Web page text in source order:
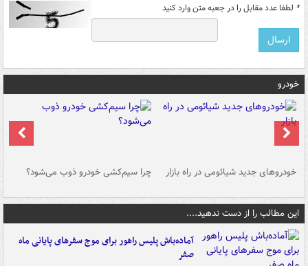
* لطفا عدد مقابل را در جعبه متن وارد کنید
خودرو
خودروهای جدید شیائومی در راه بازار چرا سیم‌کشی خودرو ذوب می‌شود؟
این مطالب را از دست ندهید....
آماده‌باش پلیس راهور برای موج سفرهای پایانی ماه
صفر